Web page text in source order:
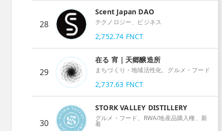
28
Scent Japan DAO
テクノロジー、ビジネス
2,752.74 FNCT
29
在る 宵｜天郷醸造所
まちづくり・地域活性化、グルメ・フード
2,737.63 FNCT
30
STORK VALLEY DISTILLERY
グルメ・フード、RWA/地産品購入権、新
着